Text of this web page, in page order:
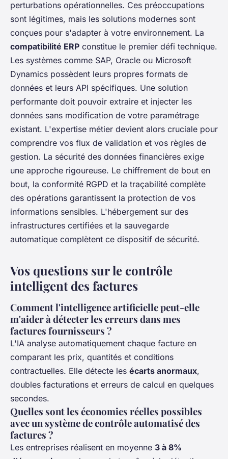
perturbations opérationnelles. Ces préoccupations
sont légitimes, mais les solutions modernes sont
conçues pour s'adapter à votre environnement. La
compatibilité ERP constitue le premier défi technique.
Les systèmes comme SAP, Oracle ou Microsoft
Dynamics possèdent leurs propres formats de
données et leurs API spécifiques. Une solution
performante doit pouvoir extraire et injecter les
données sans modification de votre paramétrage
existant. L'expertise métier devient alors cruciale pour
comprendre vos flux de validation et vos règles de
gestion. La sécurité des données financières exige
une approche rigoureuse. Le chiffrement de bout en
bout, la conformité RGPD et la traçabilité complète
des opérations garantissent la protection de vos
informations sensibles. L'hébergement sur des
infrastructures certifiées et la sauvegarde
automatique complètent ce dispositif de sécurité.
Vos questions sur le contrôle
intelligent des factures
Comment l'intelligence artificielle peut-elle
m'aider à détecter les erreurs dans mes
factures fournisseurs ?
L'IA analyse automatiquement chaque facture en
comparant les prix, quantités et conditions
contractuelles. Elle détecte les écarts anormaux,
doubles facturations et erreurs de calcul en quelques
secondes.
Quelles sont les économies réelles possibles
avec un système de contrôle automatisé des
factures ?
Les entreprises réalisent en moyenne 3 à 8%